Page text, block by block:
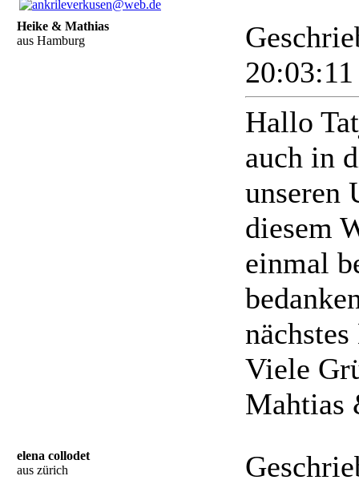
Heike & Mathias
aus Hamburg
Hallo
auch in
unseren
diesem
einmal
Viele
Mahtias
elena collodet
aus zürich